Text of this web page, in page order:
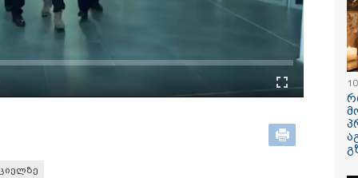
ავუხსნათ,
არ
სიდონია
კატეგორიის ყველა სიახლე